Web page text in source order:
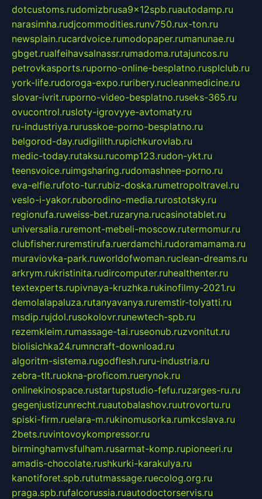
dotcustoms.rudomizbrusa9x12spb.ruautodamp.ru
narasimha.rudjcommodities.runv750.rux-ton.ru
newsplain.rucardvoice.rumodopaper.rumanunae.ru
gbget.rualfeihavsalnassr.rumadoma.rutajuncos.ru
petrovkasports.ruporno-online-besplatno.rusplclub.ru
york-life.rudoroga-expo.ruribery.rucleanmedicine.ru
slovar-ivrit.ruporno-video-besplatno.ruseks-365.ru
ovucontrol.rusloty-igrovyye-avtomaty.ru
ru-industriya.rurusskoe-porno-besplatno.ru
belgorod-day.rudigilith.rupichkurovlab.ru
medic-today.rutaksu.rucomp123.rudon-ykt.ru
teensvoice.ruimgsharing.rudomashnee-porno.ru
eva-elfie.rufoto-tur.rubiz-doska.rumetropoltravel.ru
veslo-i-yakor.ruborodino-media.rurostotsky.ru
regionufa.ruweiss-bet.ruzaryna.rucasinotablet.ru
universalia.ruremont-mebeli-moscow.rutermomur.ru
clubfisher.ruremstirufa.ruerdamchi.rudoramamama.ru
muraviovka-park.ruworldofwoman.ruclean-dreams.ru
arkrym.rukristinita.rudircomputer.ruhealthenter.ru
textexperts.rupivnaya-kruzhka.rukinofilmy-2021.ru
demolalapaluza.rutanyavanya.ruremstir-tolyatti.ru
msdip.rujdol.rusokolovr.runewtech-spb.ru
rezemkleim.rumassage-tai.ruseonub.ruzvonitut.ru
biolisichka24.rumncraft-download.ru
algoritm-sistema.rugodflesh.ruru-industria.ru
zebra-tlt.ruokna-proficom.ruerynok.ru
onlinekinospace.rustartupstudio-fefu.ruzarges-ru.ru
gegenjustizunrecht.ruautobalashov.ruutrovortu.ru
spiski-firm.ruelara-m.rukinomusorka.rumkcslava.ru
2bets.ruvintovoykompressor.ru
birminghamvsfulham.rusarmat-komp.rupioneeri.ru
amadis-chocolate.rushkurki-karakulya.ru
kanotiforet.spb.rututmassage.ruecolog.org.ru
praga.spb.rufalcorussia.ruautodoctorservis.ru